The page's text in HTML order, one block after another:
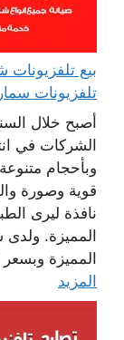
تلفزيونات
أصبح خلال
الشركات في
قوية وصورة
نافذة ليرى
المميزة.
المميزة
المزيد